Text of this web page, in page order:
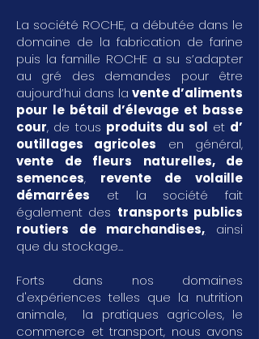
La société ROCHE, a débutée dans le
domaine de la fabrication de farine
puis la famille ROCHE a su s’adapter
au gré des demandes pour être
aujourd’hui dans la vente d’aliments
pour le bétail d’élevage et basse
cour, de tous produits du sol et d’
outillages agricoles en général,
vente de fleurs naturelles, de
semences, revente de volaille
démarrées et la société fait
également des transports publics
routiers de marchandises, ainsi
que du stockage...
Forts dans nos domaines
d'expériences telles que la nutrition
animale, la pratiques agricoles, le
commerce et transport, nous avons